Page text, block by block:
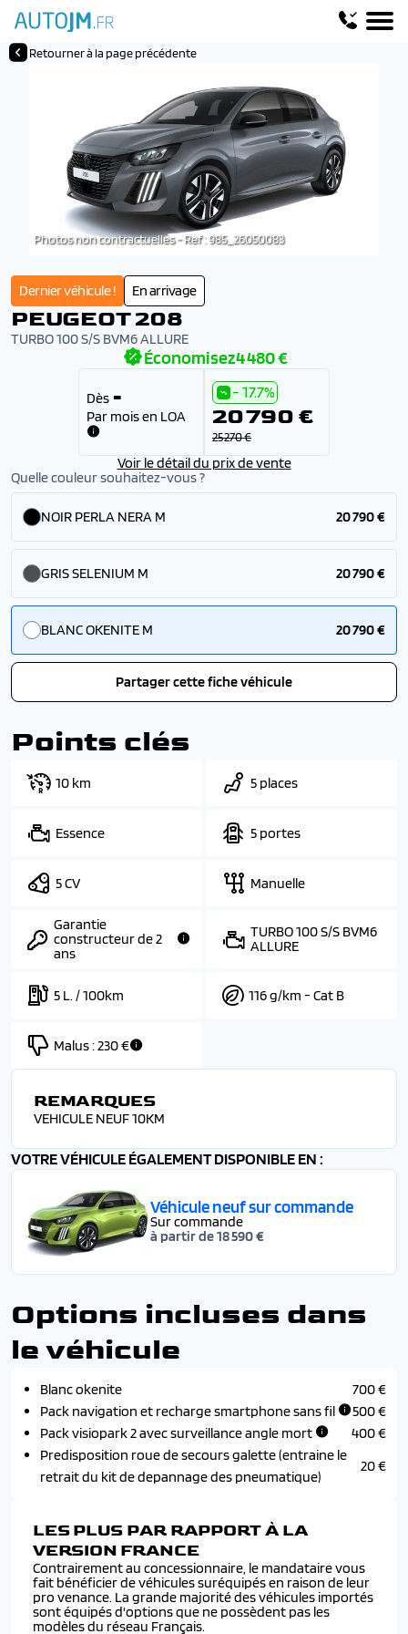
Retourner à la page précédente
Photos non contractuelles - Ref : 985_26050083
Dernier véhicule ! En arrivage
PEUGEOT 208
TURBO 100 S/S BVM6 ALLURE
Économisez4 480 €
Dès -
Par mois en LOA
- 17.7%
20 790 €
25 270 €
Voir le détail du prix de vente
Quelle couleur souhaitez-vous ?
NOIR PERLA NERA M 20 790 €
GRIS SELENIUM M 20 790 €
BLANC OKENITE M 20 790 €
Partager cette fiche véhicule
Points clés
10 km 5 places
Essence 5 portes
5 CV Manuelle
Garantie
constructeur de 2
ans
TURBO 100 S/S BVM6
ALLURE
5 L. / 100km 116 g/km - Cat B
Malus :230 €
REMARQUES
VEHICULE NEUF 10KM
VOTRE VÉHICULE ÉGALEMENT DISPONIBLE EN :
Véhicule neuf sur commande
Sur commande
à partir de 18 590 €
Options incluses dans
le véhicule
Blanc okenite
700 €
Pack navigation et recharge smartphone sans fil
500 €
Pack visiopark 2 avec surveillance angle mort
400 €
Predisposition roue de secours galette (entraine le
retrait du kit de depannage des pneumatique)
20 €
LES PLUS PAR RAPPORT À LA
VERSION FRANCE
Contrairement au concessionnaire, le mandataire vous
fait bénéficier de véhicules suréquipés en raison de leur
pro venance. La grande majorité des véhicules importés
sont équipés d'options que ne possèdent pas les
modèles du réseau Français.